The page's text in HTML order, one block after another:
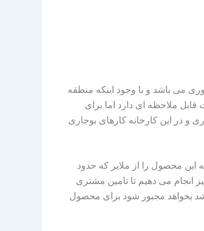
می‌ باشد و با وجود اینکه منطقه
قابل ملاحظه‌ ای دارد اما برای
و در این کارخانه کارهای بوجاری
حجم‌ های بالاتر از ۵ تن چون طبیعتاً صرفه ندارد فله این محصول را از ملایر که حدود
انجام می‌ دهیم تا تامین مشتری
بخواهد مجبور شود برای محصول